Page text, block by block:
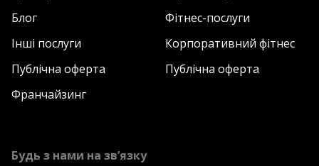
Блог
Фітнес-послуги
Інші послуги
Корпоративний фітнес
Публічна оферта
Публічна оферта
Франчайзинг
Будь з нами на зв’язку